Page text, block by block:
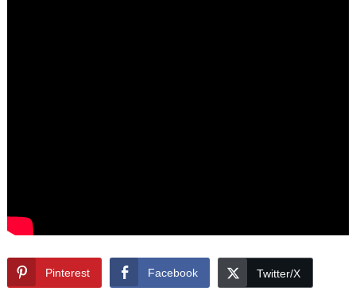
Pinterest Facebook Twitter/X